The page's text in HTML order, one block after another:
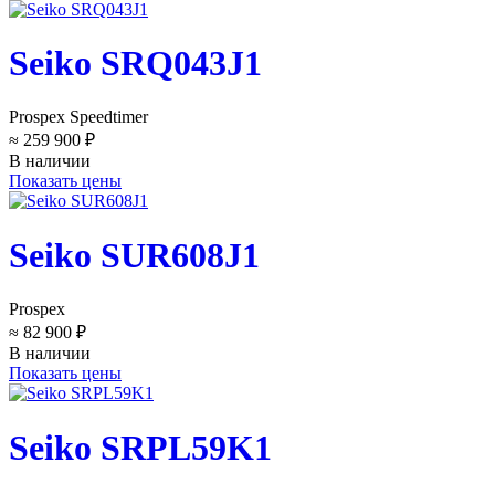
Seiko SRQ043J1
Prospex Speedtimer
≈ 259 900 ₽
В наличии
Показать цены
Seiko SUR608J1
Prospex
≈ 82 900 ₽
В наличии
Показать цены
Seiko SRPL59K1